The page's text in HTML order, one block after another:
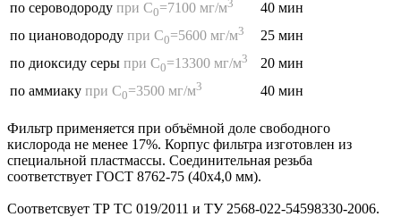
по сероводороду при С0=7100 мг/м3
40 мин
по циановодороду при С0=5600 мг/м3
25 мин
по диоксиду серы при С0=13300 мг/м3
20 мин
по аммиаку при С0=3500 мг/м3 40 мин
Фильтр применяется при объёмной доле свободного
кислорода не менее 17%. Корпус фильтра изготовлен из
специальной пластмассы. Соединительная резьба
соответствует ГОСТ 8762-75 (40х4,0 мм).
Соответсвует ТР ТС 019/2011 и ТУ 2568-022-54598330-2006.